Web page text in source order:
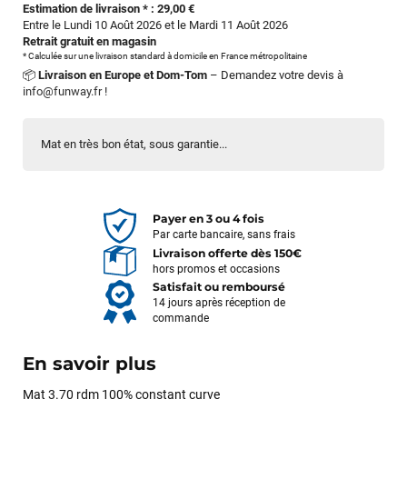
Mat en très bon état, sous garantie...
Estimation de livraison * : 29,00 €
Entre le Lundi 10 Août 2026 et le Mardi 11 Août 2026
Retrait gratuit en magasin
* Calculée sur une livraison standard à domicile en France métropolitaine
📦 Livraison en Europe et Dom-Tom – Demandez votre devis à
info@funway.fr!
Payer en 3 ou 4 fois
Par carte bancaire, sans frais
Livraison offerte dès 150€
hors promos et occasions
Satisfait ou remboursé
14 jours après réception de
commande
En savoir plus
Mat 3.70 rdm 100% constant curve